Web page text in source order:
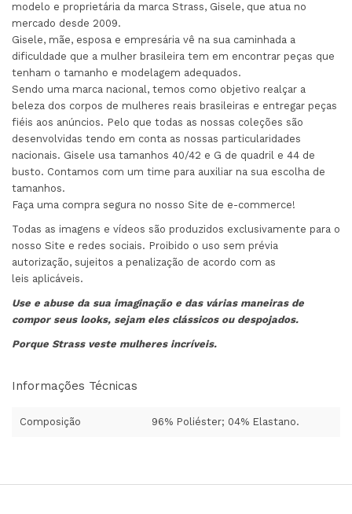
modelo e proprietária da marca Strass, Gisele, que atua no
mercado desde 2009.
Gisele, mãe, esposa e empresária vê na sua caminhada a
dificuldade que a mulher brasileira tem em encontrar peças que
tenham o tamanho e modelagem adequados.
Sendo uma marca nacional, temos como objetivo realçar a
beleza dos corpos de mulheres reais brasileiras e entregar peças
fiéis aos anúncios. Pelo que todas as nossas coleções são
desenvolvidas tendo em conta as nossas particularidades
nacionais. Gisele usa tamanhos 40/42 e G de quadril e 44 de
busto. Contamos com um time para auxiliar na sua escolha de
tamanhos.
Faça uma compra segura no nosso Site de e-commerce!
Todas as imagens e vídeos são produzidos exclusivamente para o
nosso Site e redes sociais. Proibido o uso sem prévia
autorização, sujeitos a penalização de acordo com as
leis aplicáveis.
Use e abuse da sua imaginação e das várias maneiras de
compor seus looks, sejam eles clássicos ou despojados.
Porque Strass veste mulheres incríveis.
Informações Técnicas
Composição 96% Poliéster; 04% Elastano.